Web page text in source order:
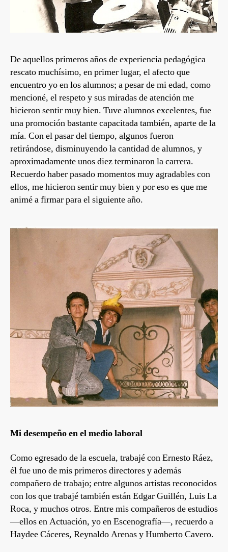
De aquellos primeros años de experiencia pedagógica
rescato muchísimo, en primer lugar, el afecto que
encuentro yo en los alumnos; a pesar de mi edad, como
mencioné, el respeto y sus miradas de atención me
hicieron sentir muy bien. Tuve alumnos excelentes, fue
una promoción bastante capacitada también, aparte de la
mía. Con el pasar del tiempo, algunos fueron
retirándose, disminuyendo la cantidad de alumnos, y
aproximadamente unos diez terminaron la carrera.
Recuerdo haber pasado momentos muy agradables con
ellos, me hicieron sentir muy bien y por eso es que me
animé a firmar para el siguiente año.
Mi desempeño en el medio laboral
Como egresado de la escuela, trabajé con Ernesto Ráez,
él fue uno de mis primeros directores y además
compañero de trabajo; entre algunos artistas reconocidos
con los que trabajé también están Edgar Guillén, Luis La
Roca, y muchos otros. Entre mis compañeros de estudios
—ellos en Actuación, yo en Escenografía—, recuerdo a
Haydee Cáceres, Reynaldo Arenas y Humberto Cavero.